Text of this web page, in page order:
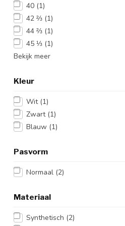
40 (1)
42 ⅔ (1)
44 ⅔ (1)
45 ⅓ (1)
Bekijk meer
Kleur
Wit (1)
Zwart (1)
Blauw (1)
Pasvorm
Normaal (2)
Materiaal
Synthetisch (2)